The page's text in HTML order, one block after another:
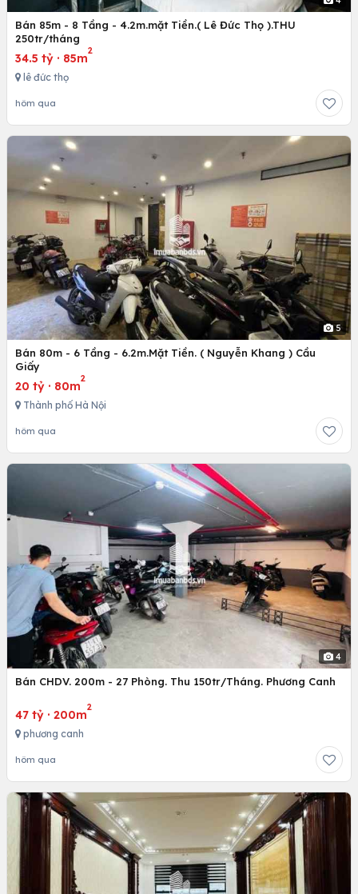
Bán 85m - 8 Tầng - 4.2m.mặt Tiền.( Lê Đức Thọ ).THU
250tr/tháng
34.5 tỷ · 85m
2
lê đức thọ
hôm qua
5
Bán 80m - 6 Tầng - 6.2m.Mặt Tiền. ( Nguyễn Khang ) Cầu
Giấy
20 tỷ · 80m
2
Thành phố Hà Nội
hôm qua
4
Bán CHDV. 200m - 27 Phòng. Thu 150tr/Tháng. Phương Canh
47 tỷ · 200m
2
phương canh
hôm qua